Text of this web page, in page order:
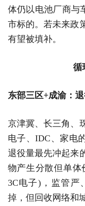
体仍以电池厂商与
市标的。若未来政
有望被填补。
循
东部三区+成渝：
京津冀、长三角、
电子、IDC、家电
退役量最先冲起来
物产生分散但单体
3C电子)，监管严
掉，但回收网络和